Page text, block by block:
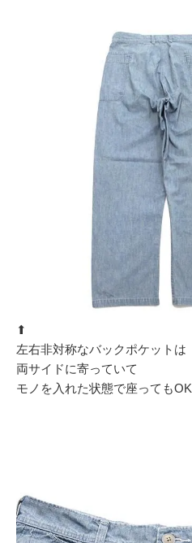
⬆︎
左右非対称なバックポケットは
両サイドに寄っていて
モノを入れた状態で座ってもOK